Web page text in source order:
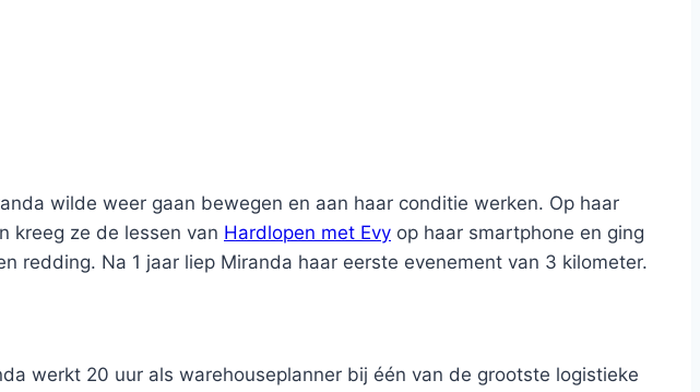
wilde weer gaan bewegen en aan haar conditie werken. Op haar
kreeg ze de lessen van Hardlopen met Evy op haar smartphone en ging
redding. Na 1 jaar liep Miranda haar eerste evenement van 3 kilometer.
werkt 20 uur als warehouseplanner bij één van de grootste logistieke